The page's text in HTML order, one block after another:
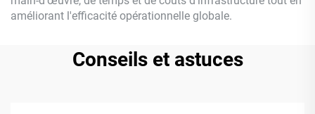
améliorant l'efficacité opérationnelle globale.
Conseils et astuces